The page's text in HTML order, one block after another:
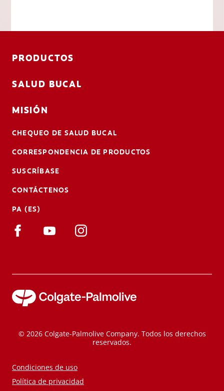
PRODUCTOS
SALUD BUCAL
MISIÓN
CHEQUEO DE SALUD BUCAL
CORRESPONDENCIA DE PRODUCTOS
SUSCRÍBASE
CONTÁCTENOS
PA (ES)
© 2026 Colgate-Palmolive Company. Todos los derechos
reservados.
Condiciones de uso
Política de privacidad